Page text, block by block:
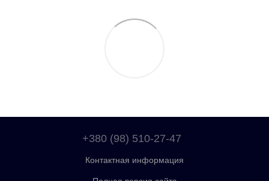
+380 (98) 510-27-47
Контактная информация